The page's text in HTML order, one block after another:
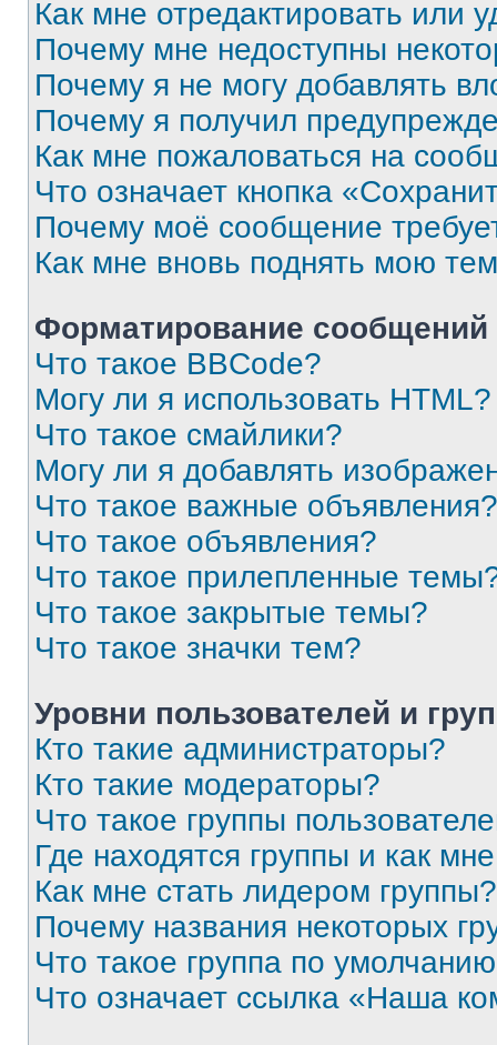
Как мне отредактировать или
Почему мне недоступны
Почему я не могу добавлять
Почему я получил
Как мне пожаловаться на
Что означает кнопка
Почему моё сообщение
Как мне вновь поднять мою
Форматирование
Что такое BBCode?
Могу ли я использовать HTML?
Что такое смайлики?
Могу ли я добавлять
Что такое важные объявления?
Что такое объявления?
Что такое прилепленные
Что такое закрытые темы?
Что такое значки тем?
Уровни пользователей и
Кто такие администраторы?
Кто такие модераторы?
Что такое группы
Где находятся группы и как
Как мне стать лидером группы?
Почему названия некоторых
Что такое группа по
Что означает ссылка «Наша